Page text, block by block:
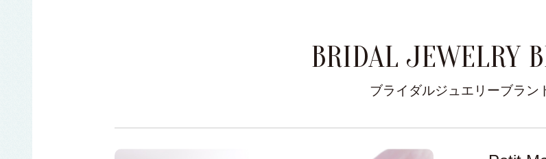
BRIDAL JEWELRY
ブライダルジュエリーブラン